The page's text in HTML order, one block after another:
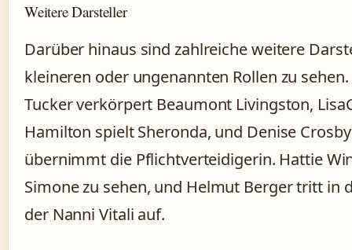
Weitere Darsteller
Darüber hinaus sind zahlreiche weitere
kleineren oder ungenannten Rollen zu
Tucker verkörpert Beaumont Livingston,
Hamilton spielt Sheronda, und Denise Crosby
übernimmt die Pflichtverteidigerin. Hattie
Simone zu sehen, und Helmut Berger tritt in
der Nanni Vitali auf.